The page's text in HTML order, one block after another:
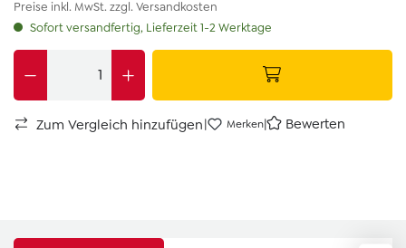
Preise inkl. MwSt. zzgl. Versandkosten
Sofort versandfertig, Lieferzeit 1-2 Werktage
Zum Vergleich hinzufügen| Merken| Bewerten